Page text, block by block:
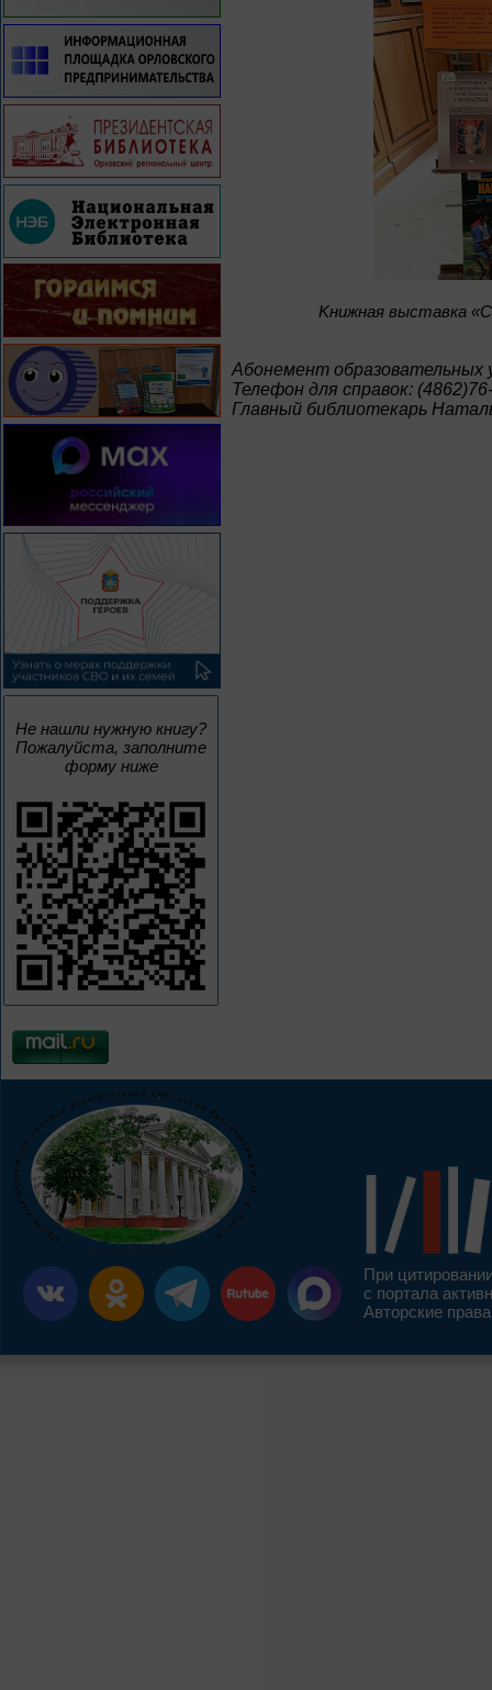
Не нашли нужную книгу?
Пожалуйста, заполните
форму ниже
Kнижная выставка
Абонемент образовательных
Телефон для справок:
Главный библиотекарь
При
с портала
Авторские